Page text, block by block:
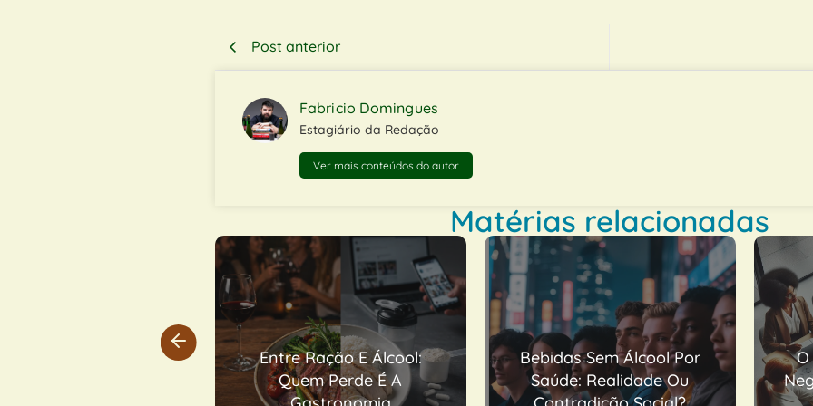
Post anterior
Fabricio Domingues
Estagiário da Redação
Ver mais conteúdos do autor
Matérias relacionadas
Bebidas Sem Álcool Por
Saúde: Realidade Ou
O Que É Um Plano De
Negócios E Por Que Ele É